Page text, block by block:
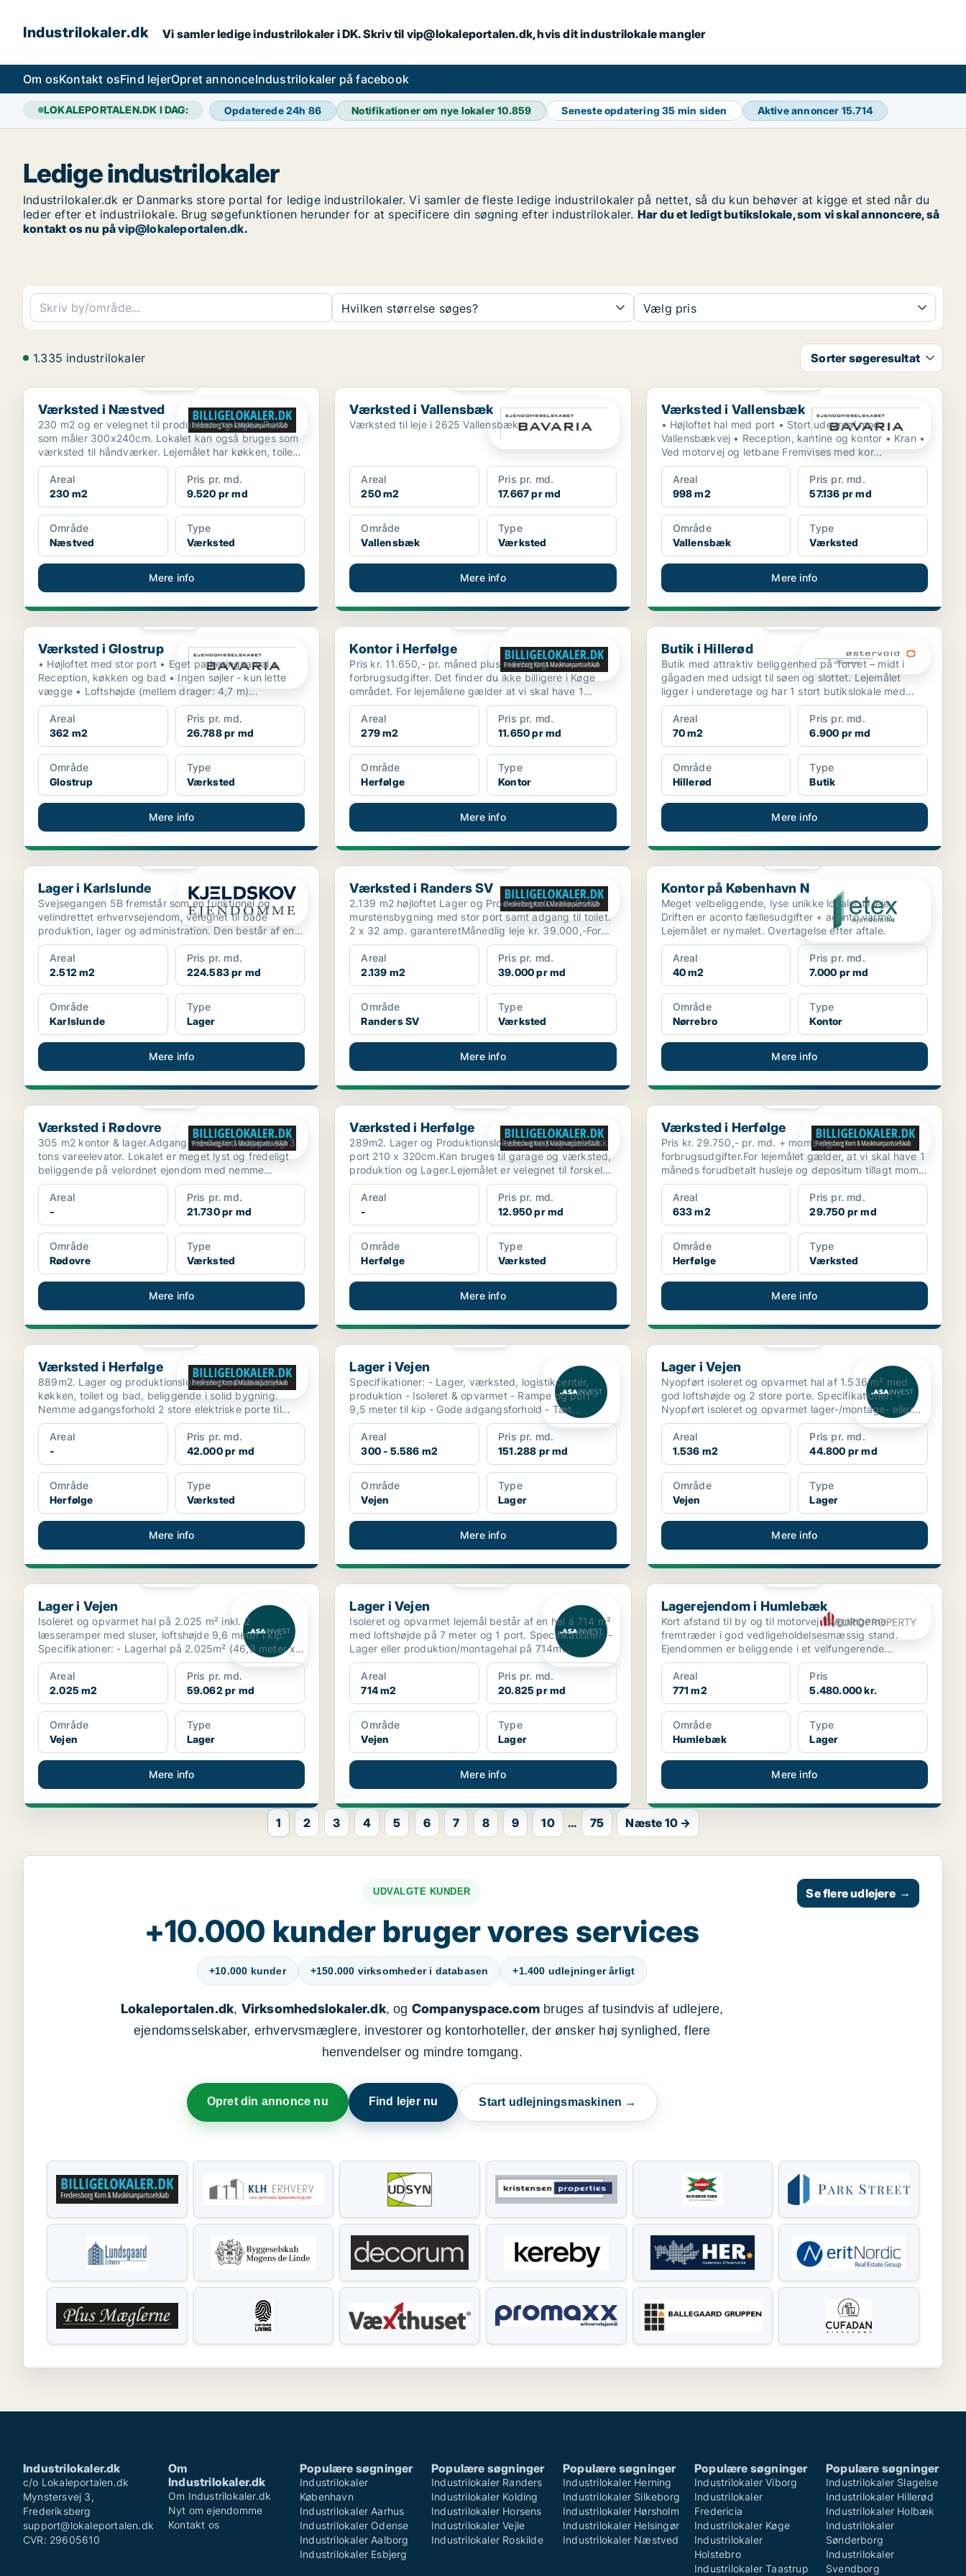
Industrilokaler.dk Vi samler ledige industrilokaler i DK. Skriv til vip@lokaleportalen.dk, hvis dit industrilokale mangler
Om osKontakt osFind lejerOpret annonceIndustrilokaler på facebook
LOKALEPORTALEN.DK I DAG: Opdaterede 24h 86 Notifikationer om nye lokaler10.859 Seneste opdatering35 min siden Aktive annoncer 15.714
Ledige industrilokaler
Industrilokaler.dk er Danmarks store portal for ledige industrilokaler. Vi samler de fleste ledige industrilokaler på nettet, så du kun behøver at kigge et sted når du
leder efter et industrilokale. Brug søgefunktionen herunder for at specificere din søgning efter industrilokaler. Har du et ledigt butikslokale, som vi skal annoncere, så
kontakt os nu påvip@lokaleportalen.dk.
Hvilken størrelse søges? Vælg pris
1.335 industrilokaler Sorter søgeresultat
Værksted i Næstved
Værksted i Næstved
230 m2 og er velegnet til produktion og lager. Port
som måler 300x240cm. Lokalet kan også bruges som
værksted til håndværker. Lejemålet har køkken, toilet
og...
Areal
230 m2
Pris pr. md.
9.520 pr md
Område
Næstved
Type
Værksted
Mere info
Værksted i Vallensbæk
Værksted i Vallensbæk
Værksted til leje i 2625 Vallensbæk
Areal
250 m2
Pris pr. md.
17.667 pr md
Område
Vallensbæk
Type
Værksted
Mere info
Værksted i Vallensbæk
Værksted i Vallensbæk
• Højloftet hal med port • Stort udeareal mod
Vallensbækvej • Reception, kantine og kontor • Kran •
Ved motorvej og letbane Fremvises med kor...
Areal
998 m2
Pris pr. md.
57.136 pr md
Område
Vallensbæk
Type
Værksted
Mere info
Værksted i Glostrup
Værksted i Glostrup
• Højloftet med stor port • Eget parkeringsareal •
Reception, køkken og bad • Ingen søjler - kun lette
vægge • Loftshøjde (mellem drager: 4,7 m)...
Areal
362 m2
Pris pr. md.
26.788 pr md
Område
Glostrup
Type
Værksted
Mere info
Kontor i Herfølge
Kontor i Herfølge
Pris kr. 11.650,- pr. måned plus moms og
forbrugsudgifter. Det finder du ikke billigere i Køge
området. For lejemålene gælder at vi skal have 1
måneds foru...
Areal
279 m2
Pris pr. md.
11.650 pr md
Område
Herfølge
Type
Kontor
Mere info
Butik i Hillerød
Butik i Hillerød
Butik med attraktiv beliggenhed på Torvet – midt i
gågaden med udsigt til søen og slottet. Lejemålet
ligger i underetage og har 1 stort butikslokale med
sten...
Areal
70 m2
Pris pr. md.
6.900 pr md
Område
Hillerød
Type
Butik
Mere info
Lager i Karlslunde
Lager i Karlslunde
Svejsegangen 5B fremstår som en funktionel og
velindrettet erhvervsejendom, velegnet til både
produktion, lager og administration. Den består af en
hovedbygn...
Areal
2.512 m2
Pris pr. md.
224.583 pr md
Område
Karlslunde
Type
Lager
Mere info
Værksted i Randers SV
Værksted i Randers SV
2.139 m2 højloftet Lager og Produktionslokale.Solid
murstensbygning med stor port samt adgang til toilet.
2 x 32 amp. garanteretMånedlig leje kr. 39.000,-For...
Areal
2.139 m2
Pris pr. md.
39.000 pr md
Område
Randers SV
Type
Værksted
Mere info
Kontor på København N
Kontor på København N
Meget velbeliggende, lyse unikke lokaler til leje.
Driften er aconto fællesudgifter + aconto varme.
Lejemålet er nymalet. Overtagelse efter aftale.
Areal
40 m2
Pris pr. md.
7.000 pr md
Område
Nørrebro
Type
Kontor
Mere info
Værksted i Rødovre
Værksted i Rødovre
305 m2 kontor & lager.Adgang via hovedtrappe og 3
tons vareelevator. Lokalet er meget lyst og fredeligt
beliggende på velordnet ejendom med nemme
adgangsforh...
Areal
-
Pris pr. md.
21.730 pr md
Område
Rødovre
Type
Værksted
Mere info
Værksted i Herfølge
Værksted i Herfølge
289m2. Lager og Produktionslokaler med ny elektrisk
port 210 x 320cm.Kan bruges til garage og værksted,
produktion og Lager.Lejemålet er velegnet til forskel...
Areal
-
Pris pr. md.
12.950 pr md
Område
Herfølge
Type
Værksted
Mere info
Værksted i Herfølge
Værksted i Herfølge
Pris kr. 29.750,- pr. md. + moms og
forbrugsudgifter.For lejemålet gælder, at vi skal have 1
måneds forudbetalt husleje og depositum tillagt moms.
Lokalern...
Areal
633 m2
Pris pr. md.
29.750 pr md
Område
Herfølge
Type
Værksted
Mere info
Værksted i Herfølge
Værksted i Herfølge
889m2. Lager og produktionslokaler med kontor,
køkken, toilet og bad, beliggende i solid bygning.
Nemme adgangsforhold 2 store elektriske porte til
lager, pl...
Areal
-
Pris pr. md.
42.000 pr md
Område
Herfølge
Type
Værksted
Mere info
Lager i Vejen
Lager i Vejen
Specifikationer: - Lager, værksted, logistikcenter,
produktion - Isoleret & opvarmet - Rampe og port -
9,5 meter til kip - Gode adgangsforhold - Tæt...
Areal
300 - 5.586 m2
Pris pr. md.
151.288 pr md
Område
Vejen
Type
Lager
Mere info
Lager i Vejen
Lager i Vejen
Nyopført isoleret og opvarmet hal af 1.536 m² med
god loftshøjde og 2 store porte. Specifikationer: -
Nyopført isoleret og opvarmet lager-/montage- eller...
Areal
1.536 m2
Pris pr. md.
44.800 pr md
Område
Vejen
Type
Lager
Mere info
Lager i Vejen
Lager i Vejen
Isoleret og opvarmet hal på 2.025 m² inkl. 2
læsseramper med sluser, loftshøjde 9,6 meter i kip.
Specifikationer: - Lagerhal på 2.025m² (46,3 meter x
43,...
Areal
2.025 m2
Pris pr. md.
59.062 pr md
Område
Vejen
Type
Lager
Mere info
Lager i Vejen
Lager i Vejen
Isoleret og opvarmet lejemål består af en hal á 714 m²
med loftshøjde på 7 meter og 1 port. Specifikationer: -
Lager eller produktion/montagehal på 714m...
Areal
714 m2
Pris pr. md.
20.825 pr md
Område
Vejen
Type
Lager
Mere info
Lagerejendom i Humlebæk
Lagerejendom i Humlebæk
Kort afstand til by og til motorvej. Bygningerne
fremtræder i god vedligeholdelsesmæssig stand.
Ejendommen er beliggende i et velfungerende
erhvervsområde.
Areal
771 m2
Pris
5.480.000 kr.
Område
Humlebæk
Type
Lager
Mere info
1 2 3 4 5 6 7 8 9 10 ... 75 Næste 10 →
UDVALGTE KUNDER
+10.000 kunder bruger vores services
+10.000 kunder +150.000 virksomheder i databasen +1.400 udlejninger årligt
Lokaleportalen.dk, Virksomhedslokaler.dk, og Companyspace.combruges af tusindvis af udlejere,
ejendomsselskaber, erhvervsmæglere, investorer og kontorhoteller, der ønsker høj synlighed, flere
henvendelser og mindre tomgang.
Opret din annonce nu Find lejer nu Start udlejningsmaskinen →
Se flere udlejere →
Industrilokaler.dk
c/o Lokaleportalen.dk
Mynstersvej 3,
Frederiksberg
support@lokaleportalen.dk
CVR: 29605610
Om
Industrilokaler.dk
Om Industrilokaler.dk
Nyt om ejendomme
Kontakt os
Populære søgninger
Industrilokaler
København
Industrilokaler Aarhus
Industrilokaler Odense
Industrilokaler Aalborg
Industrilokaler Esbjerg
Populære søgninger
Industrilokaler Randers
Industrilokaler Kolding
Industrilokaler Horsens
Industrilokaler Vejle
Industrilokaler Roskilde
Populære søgninger
Industrilokaler Herning
Industrilokaler Silkeborg
Industrilokaler Hørsholm
Industrilokaler Helsingør
Industrilokaler Næstved
Populære søgninger
Industrilokaler Viborg
Industrilokaler
Fredericia
Industrilokaler Køge
Industrilokaler
Holstebro
Industrilokaler Taastrup
Populære søgninger
Industrilokaler Slagelse
Industrilokaler Hillerød
Industrilokaler Holbæk
Industrilokaler
Sønderborg
Industrilokaler
Svendborg